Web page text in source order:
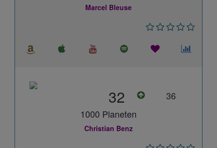
Marcel Bleuse
32
36
1000 Planeten
Christian Benz